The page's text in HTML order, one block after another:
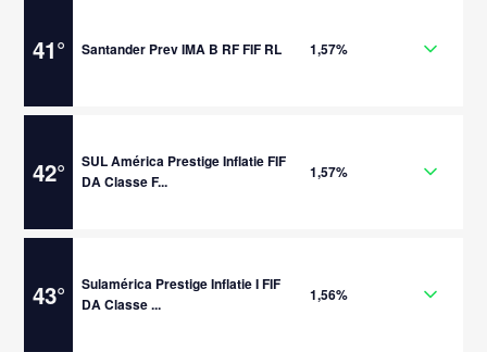
41° Santander Prev IMA B RF FIF RL 1,57%
42°
SUL América Prestige Inflatie FIF
DA Classe F...
1,57%
43°
Sulamérica Prestige Inflatie I FIF
DA Classe ...
1,56%